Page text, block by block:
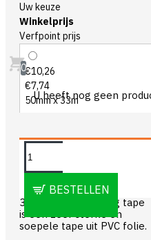
0
U heeft nog geen
Uw keuze
Winkelprijs
Verfpoint prijs
€10,26
€7,74
50mm x 33m
BESTELLEN
OMSCHRIJVING
315 Kip PVC Masking tape
is een zeer sterke en
soepele tape uit PVC folie.